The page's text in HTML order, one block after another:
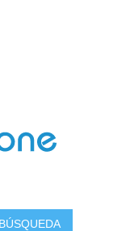
BÚSQUEDA